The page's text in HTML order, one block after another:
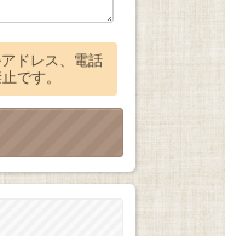
ドレス、電話
です。